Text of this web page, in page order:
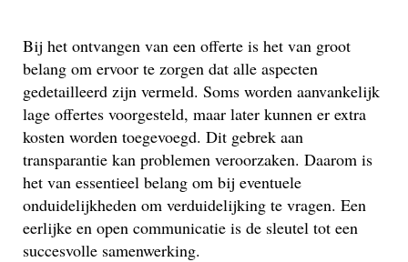
Bij het ontvangen van een offerte is het van groot
belang om ervoor te zorgen dat alle aspecten
gedetailleerd zijn vermeld. Soms worden aanvankelijk
lage offertes voorgesteld, maar later kunnen er extra
kosten worden toegevoegd. Dit gebrek aan
transparantie kan problemen veroorzaken. Daarom is
het van essentieel belang om bij eventuele
onduidelijkheden om verduidelijking te vragen. Een
eerlijke en open communicatie is de sleutel tot een
succesvolle samenwerking.